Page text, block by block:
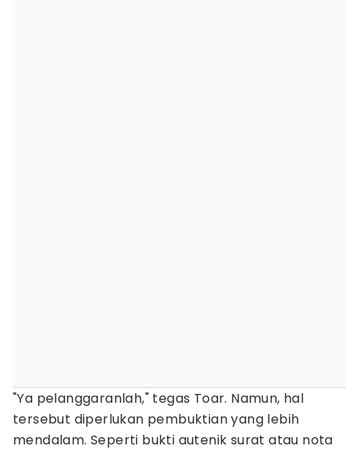
"Ya pelanggaranlah," tegas Toar. Namun, hal
tersebut diperlukan pembuktian yang lebih
mendalam. Seperti bukti autenik surat atau nota